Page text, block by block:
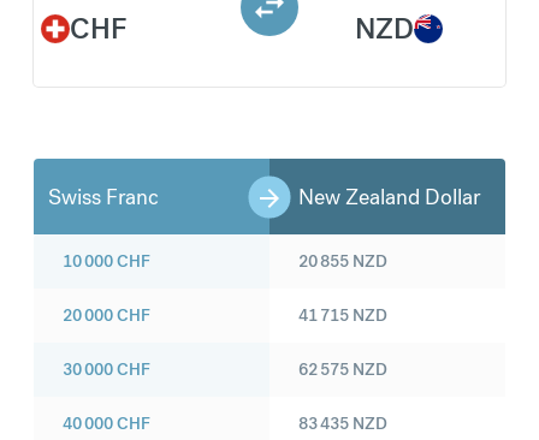
CHF NZD
Swiss Franc New Zealand Dollar
10 000CHF
20 000CHF
30 000CHF
40 000CHF
20 855 NZD
41 715 NZD
62 575 NZD
83 435 NZD